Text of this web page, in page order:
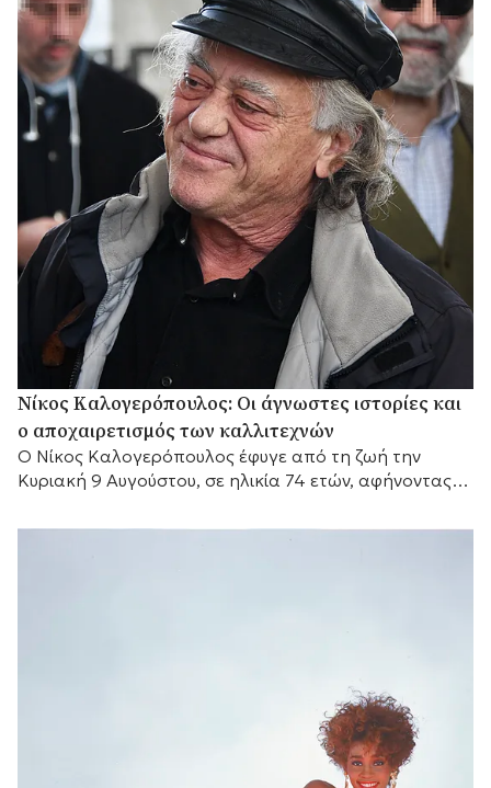
Νίκος Καλογερόπουλος: Οι άγνωστες ιστορίες και
ο αποχαιρετισμός των καλλιτεχνών
Ο Νίκος Καλογερόπουλος έφυγε από τη ζωή την
Κυριακή 9 Αυγούστου, σε ηλικία 74 ετών, αφήνοντας